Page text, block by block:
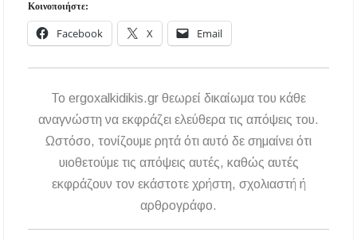
Υπογράφηκε η σύμβαση για την ενεργειακή
αναβάθμιση του Μουσικού Γυμνασίου Νέας
Προποντίδας
Κοινοποιήστε:
Facebook X Email
To ergoxalkidikis.gr θεωρεί δικαίωμα του κάθε
αναγνώστη να εκφράζει ελεύθερα τις απόψεις του.
Ωστόσο, τονίζουμε ρητά ότι αυτό δε σημαίνει ότι
υιοθετούμε τις απόψεις αυτές, καθώς αυτές
εκφράζουν τον εκάστοτε χρήστη, σχολιαστή ή
αρθρογράφο.